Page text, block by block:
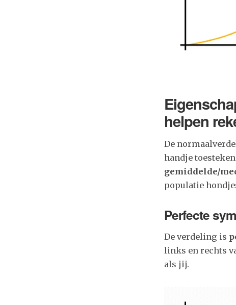
helpen
De
handje
gemiddelde/
populatie
Perfecte
De verdeling is
links en rechts
als jij.